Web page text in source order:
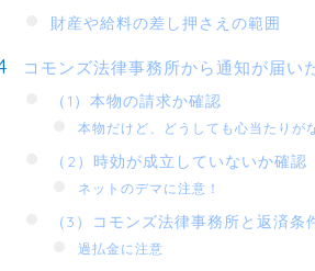
財産や給料の差し押さえの範囲
コモンズ法律事務所から通知が届い
（1）本物の請求か確認
本物だけど、どうしても心当たりが
（2）時効が成立していないか確認
ネットのデマに注意！
（3）コモンズ法律事務所と返済条
過払金に注意